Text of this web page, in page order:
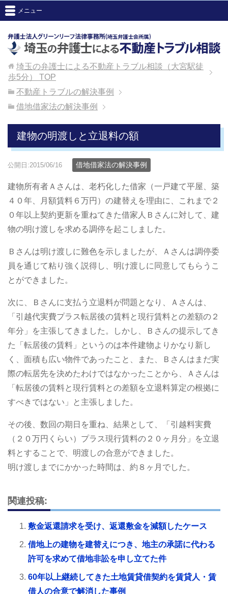
メニュー
埼玉の弁護士による不動産トラブル相談（大宮駅徒
歩5分）
TOP
不動産トラブルの解決事例
借地借家法の解決事例
建物の明渡しと立退料の額
公開日:2015/06/16 借地借家法の解決事例
建物所有者Ａさんは、老朽化した借家（一戸建て平屋、築
４０年、月額賃料６万円）の建替えを理由に、これまで２
０年以上契約更新を重ねてきた借家人Ｂさんに対して、建
物の明け渡しを求める調停を起こしました。
Ｂさんは明け渡しに難色を示しましたが、Ａさんは調停委
員を通じて粘り強く説得し、明け渡しに同意してもらうこ
とができました。
次に、Ｂさんに支払う立退料が問題となり、Ａさんは、
「引越代実費プラス転居後の賃料と現行賃料との差額の２
年分」を主張してきました。しかし、Ｂさんの提示してき
た「転居後の賃料」というのは本件建物よりかなり新し
く、面積も広い物件であったこと、また、Ｂさんはまだ実
際の転居先を決めたわけではなかったことから、Ａさんは
「転居後の賃料と現行賃料との差額を立退料算定の根拠に
すべきではない」と主張しました。
その後、数回の期日を重ね、結果として、「引越料実費
（２０万円くらい）プラス現行賃料の２０ヶ月分」を立退
料とすることで、明渡しの合意ができました。
明け渡しまでにかかった時間は、約８ヶ月でした。
関連投稿:
敷金返還請求を受け、返還敷金を減額したケース
借地上の建物を建替えにつき、地主の承諾に代わる
許可を求めて借地非訟を申し立てた件
60年以上継続してきた土地賃貸借契約を賃貸人・賃
借人の合意で解消した事例